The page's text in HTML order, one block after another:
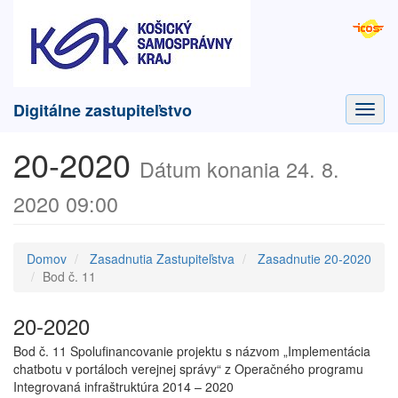
Digitálne zastupiteľstvo
20-2020 Dátum konania 24. 8.
2020 09:00
Domov Zasadnutia Zastupiteľstva
Zasadnutie 20-2020
Bod č. 11
20-2020
Bod č. 11 Spolufinancovanie projektu s názvom „Implementácia
chatbotu v portáloch verejnej správy“ z Operačného programu
Integrovaná infraštruktúra 2014 – 2020